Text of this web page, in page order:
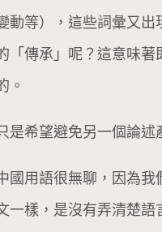
動等），這些詞彙又
「傳承」呢？這意味
。
是希望避免另一個論述
國用語很無聊，因為
一樣，是沒有弄清楚